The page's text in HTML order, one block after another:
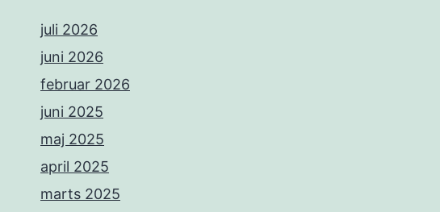
juli 2026
juni 2026
februar 2026
juni 2025
maj 2025
april 2025
marts 2025